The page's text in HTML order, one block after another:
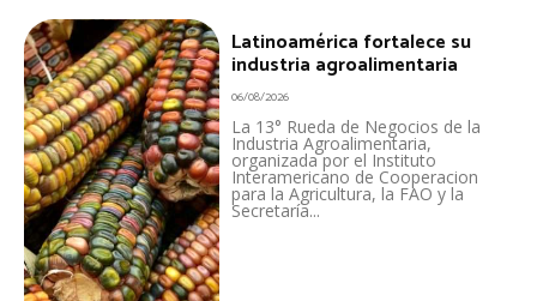
Latinoamérica fortalece su
industria agroalimentaria
06/08/2026
La 13° Rueda de Negocios de la
Industria Agroalimentaria,
organizada por el Instituto
Interamericano de Cooperacion
para la Agricultura, la FAO y la
Secretaría...